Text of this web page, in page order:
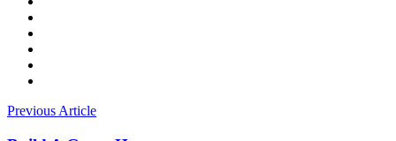
Previous Article